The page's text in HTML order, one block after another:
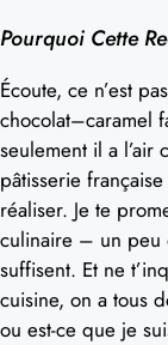
Pourquoi Cette
Écoute, ce n’est
chocolat–caramel
seulement il a l’air
pâtisserie
réaliser. Je te
culinaire – un peu
suffisent. Et ne
cuisine, on a tous
ou est-ce que je